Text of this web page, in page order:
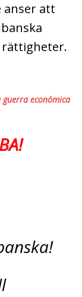
anser att
guerra económica